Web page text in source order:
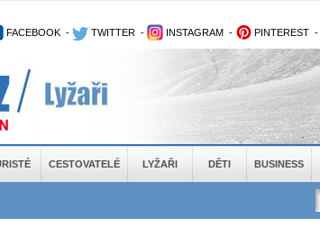
FACEBOOK - TWITTER - INSTAGRAM - PINTEREST -
CESTOVATELÉ LYŽAŘI DĚTI BUSINESS